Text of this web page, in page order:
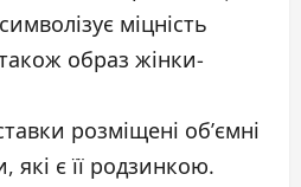
міцність
образ жінки-
розміщені об’ємні
які є її родзинкою.